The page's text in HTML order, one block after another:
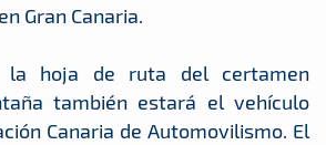
Gran Canaria.
la hoja de ruta del certamen
también estará el vehículo
Canaria de Automovilismo. El